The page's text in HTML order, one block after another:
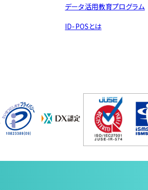
データ活用教育プログラム
ID-POSとは